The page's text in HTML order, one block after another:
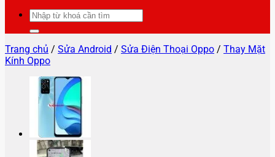
Tìm
kiếm:
Trang chủ / Sửa Android / Sửa Điện Thoại Oppo / Thay Mặt
Kính Oppo